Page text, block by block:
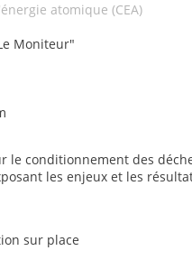
atomique (CEA)
Moniteur"
le conditionnement des
les enjeux et les
sur place